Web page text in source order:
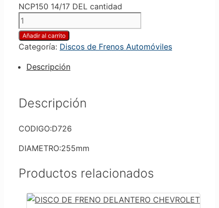
NCP150 14/17 DEL cantidad
Añadir al carrito
Categoría: Discos de Frenos Automóviles
Descripción
Descripción
CODIGO:D726
DIAMETRO:255mm
Productos relacionados